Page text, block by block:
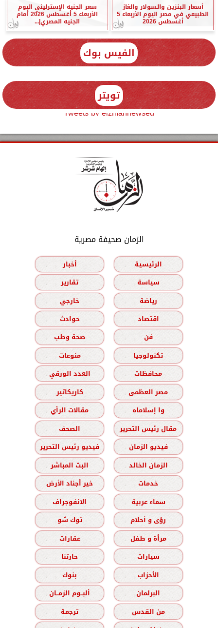
أسعار البنزين والسولار والغاز
الطبيعي في مصر اليوم الأربعاء 5
أغسطس 2026
سعر الجنيه الإسترليني اليوم
الأربعاء 5 أغسطس 2026 أمام
الجنيه المصري|...
الفيس بوك
تويتر
Tweets by elzmannewseg
الزمان صحيفة مصرية
الرئيسية
أخبار
سياسة
تقارير
رياضة
خارجي
اقتصاد
حوادث
فن
صحة وطب
تكنولوجيا
منوعات
محافظات
العدد الورقي
مصر العظمى
كاريكاتير
وا إسلاماه
مقالات الرأي
مقال رئيس التحرير
الصحف
فيديو الزمان
فيديو رئيس التحرير
الزمان الخالد
البث المباشر
خدمات
خير أجناد الأرض
سماء عربية
الانفوجراف
رؤى و أحلام
توك شو
مرأة و طفل
عقارات
سيارات
حارتنا
الأحزاب
بنوك
البرلمان
ألبــوم الزمــان
من القدس
ترجمة